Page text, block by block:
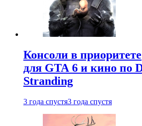
Консоли в приоритете
для GTA 6 и кино по
Stranding
3 года спустя3 года спустя